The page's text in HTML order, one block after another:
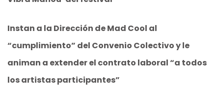
Instan a la Dirección de Mad Cool al
“cumplimiento” del Convenio Colectivo y le
animan a extender el contrato laboral “a todos
los artistas participantes”